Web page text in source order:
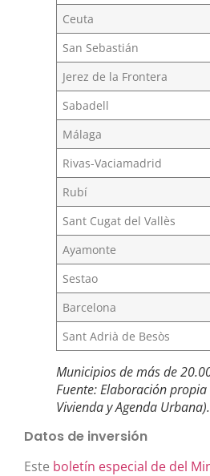
Ceuta
San Sebastián
Jerez de la Frontera
Sabadell
Málaga
Rivas-Vaciamadrid
Rubí
Sant Cugat del Vallès
Ayamonte
Sestao
Barcelona
Sant Adrià de Besòs
Municipios de más de
Fuente: Elaboración
Vivienda y Agenda Urbana).
Datos de inversión
Este boletín especial de del